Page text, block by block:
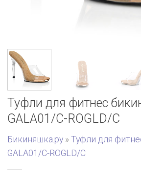
Туфли для фитнес
GALA01/C-ROGLD/C
Бикиняшка.ру » Туфли для
GALA01/C-ROGLD/C